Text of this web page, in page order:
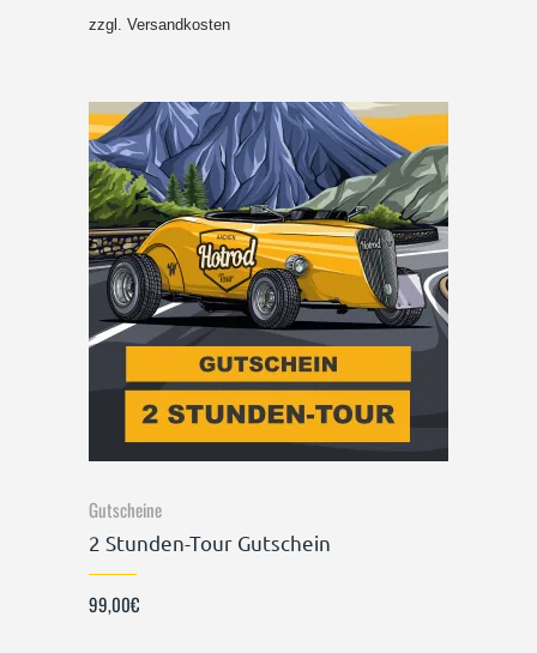
zzgl. Versandkosten
Gutscheine
2 Stunden-Tour Gutschein
99,00€